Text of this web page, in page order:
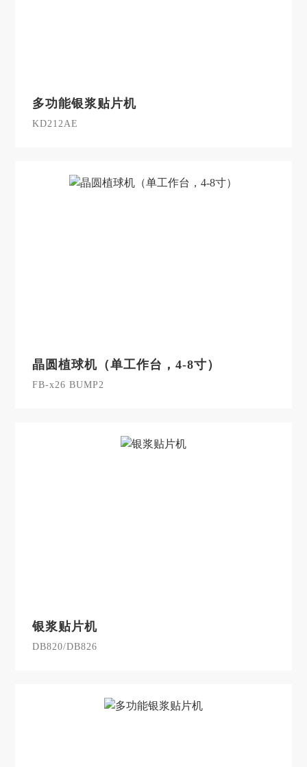
多功能银浆贴片机
KD212AE
晶圆植球机（单工作台，4-8寸）
FB-x26 BUMP2
银浆贴片机
DB820/DB826